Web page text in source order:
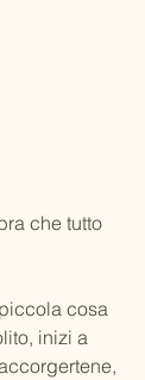
che tutto
cosa
inizi a